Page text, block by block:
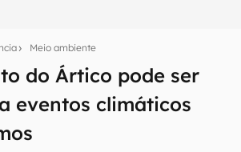
Meio ambiente
do Ártico pode ser
eventos climáticos
sobre tecnologia em primeira